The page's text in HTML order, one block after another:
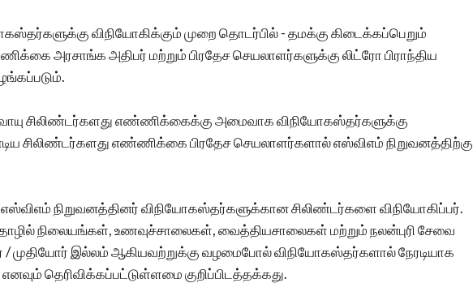
விநியோகிக்கும் முறை தொடர்பில் - தமக்கு கிடைக்கப்பெறும்
அரசாங்க அதிபர் மற்றும் பிரதேச செயலாளர்களுக்கு லிட்ரோ பிராந்திய
சிலிண்டர்களது எண்ணிக்கைக்கு அமைவாக விநியோகஸ்தர்களுக்கு
சிலிண்டர்களது எண்ணிக்கை பிரதேச செயலாளர்களால் எஸ்விஎம் நிறுவனத்திற்கு
நிறுவனத்தினர் விநியோகஸ்தர்களுக்கான சிலிண்டர்களை விநியோகிப்பர்.
நிலையங்கள், உணவுச்சாலைகள், வைத்தியசாலைகள் மற்றும் நலன்புரி சேவை
/ முதியோர் இல்லம் ஆகியவற்றுக்கு வழமைபோல் விநியோகஸ்தர்களால் நேரடியாக
தெரிவிக்கப்பட்டுள்ளமை குறிப்பிடத்தக்கது.